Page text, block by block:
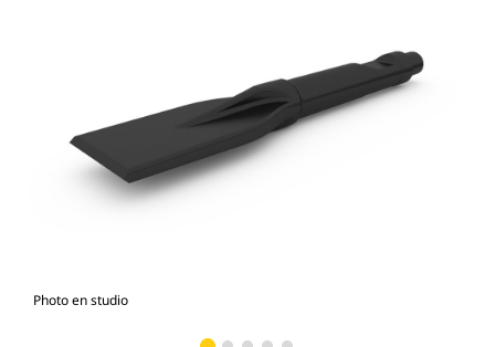
Photo en studio